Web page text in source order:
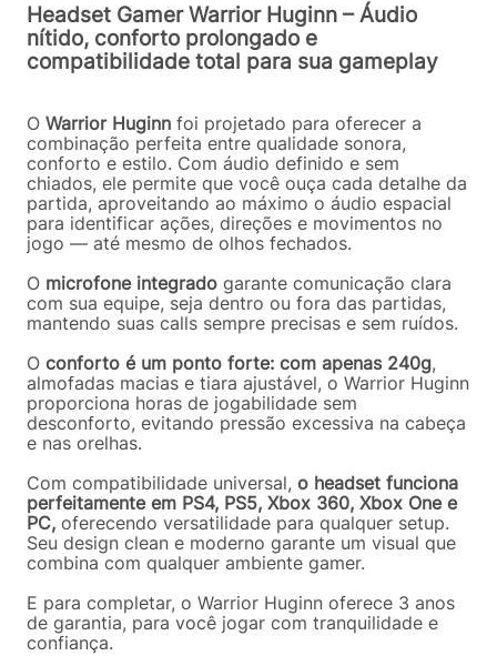
Headset Gamer Warrior Huginn – Áudio
nítido, conforto prolongado e
compatibilidade total para sua gameplay
O Warrior Huginn foi projetado para oferecer a
combinação perfeita entre qualidade sonora,
conforto e estilo. Com áudio definido e sem
chiados, ele permite que você ouça cada detalhe da
partida, aproveitando ao máximo o áudio espacial
para identificar ações, direções e movimentos no
jogo — até mesmo de olhos fechados.
O microfone integrado garante comunicação clara
com sua equipe, seja dentro ou fora das partidas,
mantendo suas calls sempre precisas e sem ruídos.
O conforto é um ponto forte: com apenas 240g,
almofadas macias e tiara ajustável, o Warrior Huginn
proporciona horas de jogabilidade sem
desconforto, evitando pressão excessiva na cabeça
e nas orelhas.
Com compatibilidade universal, o headset funciona
perfeitamente em PS4, PS5, Xbox 360, Xbox One e
PC, oferecendo versatilidade para qualquer setup.
Seu design clean e moderno garante um visual que
combina com qualquer ambiente gamer.
E para completar, o Warrior Huginn oferece 3 anos
de garantia, para você jogar com tranquilidade e
confiança.